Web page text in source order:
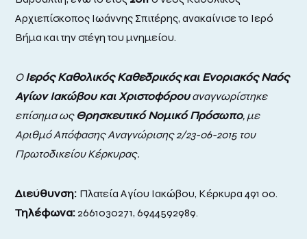
Αρχιεπίσκοπος Ιωάννης Σπιτέρης, ανακαίνισε το Ιερό
Βήμα και την στέγη του μνημείου.
ΟΙερός Καθολικός Καθεδρικόςκαι Ενοριακός Ναός
Αγίων Ιακώβου και Χριστοφόρουαναγνωρίστηκε
επίσημα ως Θρησκευτικό Νομικό Πρόσωπο, με
Αριθμό Απόφασης Αναγνώρισης 2/23-06-2015 του
Πρωτοδικείου Κέρκυρας.
Διεύθυνση: Πλατεία Αγίου Ιακώβου, Κέρκυρα 491 00.
Τηλέφωνα: 2661030271, 6944592989.